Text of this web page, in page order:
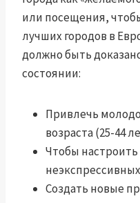
или посещения,
лучших городов в
должно быть
состоянии:
Привлечь
возраста (25-44
Чтобы
Создать новые